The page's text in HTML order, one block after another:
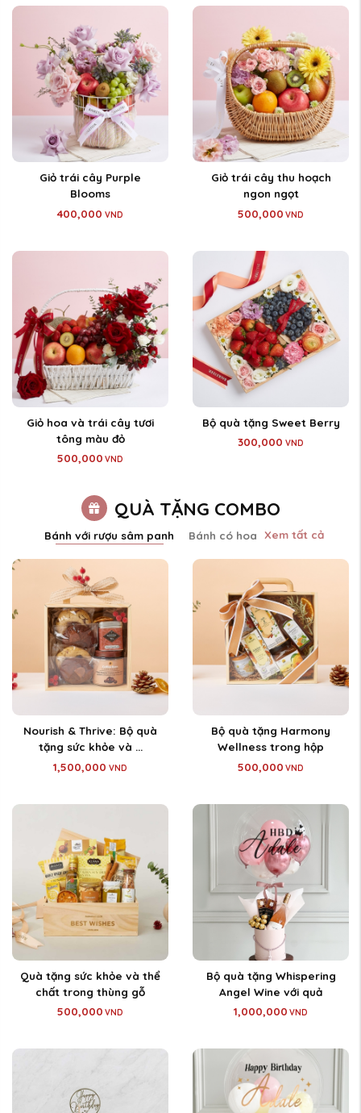
Giỏ trái cây Purple
Blooms
400,000 VND
Giỏ trái cây thu hoạch
ngon ngọt
500,000 VND
Giỏ hoa và trái cây tươi
tông màu đỏ
500,000 VND
Bộ quà tặng Sweet Berry
300,000 VND
QUÀ TẶNG COMBO
Bánh với rượu sâm panh Bánh có hoa Xem tất cả
Nourish & Thrive: Bộ quà
tặng sức khỏe và ...
1,500,000 VND
Bộ quà tặng Harmony
Wellness trong hộp
500,000 VND
Quà tặng sức khỏe và thể
chất trong thùng gỗ
500,000 VND
Bộ quà tặng Whispering
Angel Wine với quả
1,000,000 VND